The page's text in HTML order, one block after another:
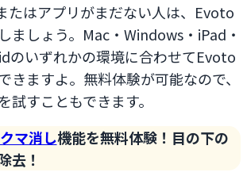
たはアプリがまだない人は、Evoto
ましょう。Mac・Windows・iPad・
のいずれかの環境に合わせてEvoto
きますよ。無料体験が可能なので、
試すこともできます。
クマ消し機能を無料体験！目の下の
去！